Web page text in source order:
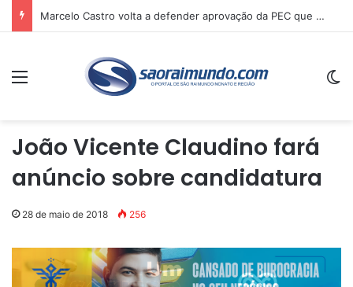
Marcelo Castro volta a defender aprovação da PEC que acaba com a escala 6×1 e avalia clima no Senado
Menu
João Vicente Claudino fará
anúncio sobre candidatura
28 de maio de 2018 256